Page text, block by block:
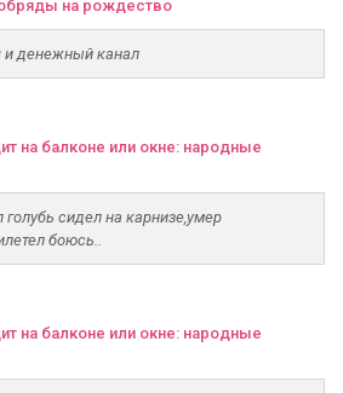
на рождество
и денежный канал
на балконе или окне: народные
сидел на карнизе,умер
боюсь..
на балконе или окне: народные